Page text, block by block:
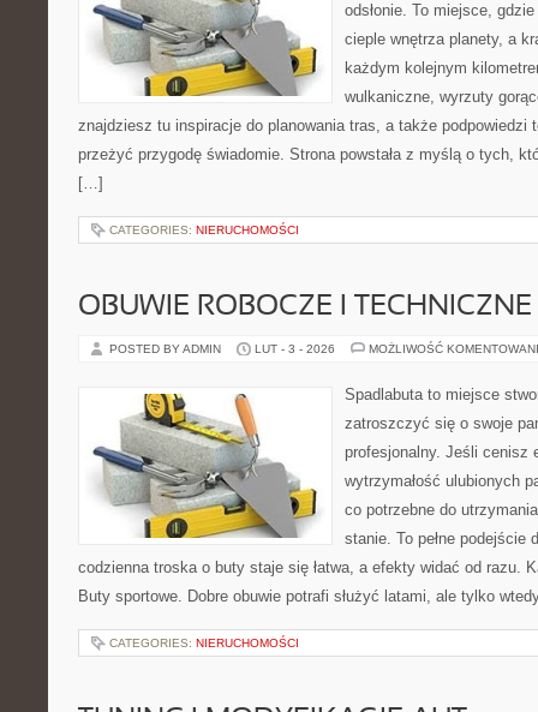
odsłonie. To miejsce,
cieple wnętrza planety, a
każdym kolejnym
wulkaniczne, wyrzuty
znajdziesz tu inspiracje do planowania tras, a także podpowiedzi
przeżyć przygodę świadomie. Strona powstała z myślą o tych,
[…]
CATEGORIES: NIERUCHOMOŚCI
OBUWIE ROBOCZE I TECHNICZNE
POSTED BY ADMIN LUT - 3 - 2026 MOŻLIWOŚĆ
Spadlabuta to miejsce
zatroszczyć się o swoje
profesjonalny. Jeśli cenisz
wytrzymałość ulubionych
co potrzebne do
stanie. To pełne podejście
codzienna troska o buty staje się łatwa, a efekty widać od razu.
Buty sportowe. Dobre obuwie potrafi służyć latami, ale tylko
CATEGORIES: NIERUCHOMOŚCI